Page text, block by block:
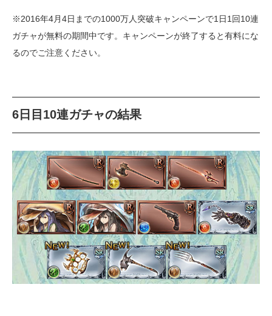
※2016年4月4日までの1000万人突破キャンペーンで1日1回10連
ガチャが無料の期間中です。キャンペーンが終了すると有料にな
るのでご注意ください。
6日目10連ガチャの結果